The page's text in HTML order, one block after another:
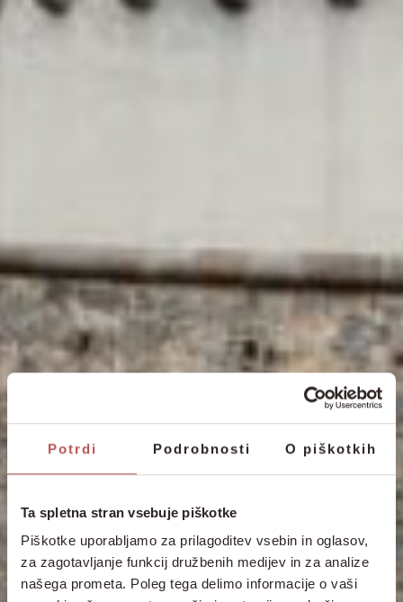
Potrdi Podrobnosti O piškotkih
Ta spletna stran vsebuje piškotke
Piškotke uporabljamo za prilagoditev vsebin in oglasov,
za zagotavljanje funkcij družbenih medijev in za analize
našega prometa. Poleg tega delimo informacije o vaši